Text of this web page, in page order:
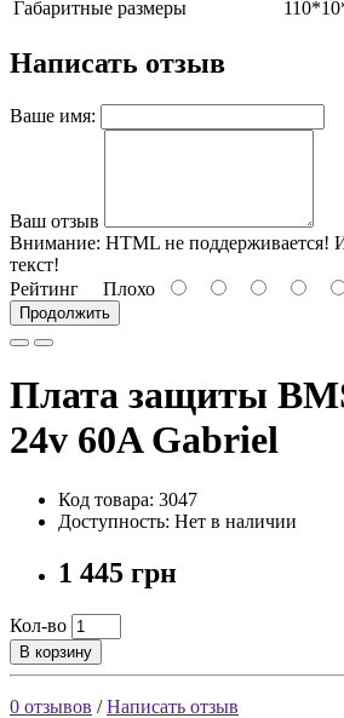
Габаритные размеры
Написать отзыв
Ваше имя:
Ваш отзыв
Внимание: HTML не поддерживается!
текст!
Рейтинг Плохо
Продолжить
Плата защиты
24v 60A Gabriel
Код товара: 3047
Доступность: Нет в наличии
1 445 грн
Кол-во
В корзину
0 отзывов /Написать отзыв